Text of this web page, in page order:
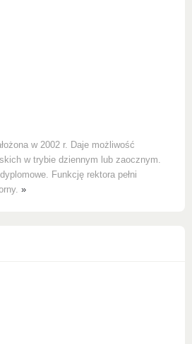
w 2002 r. Daje możliwość
w trybie dziennym lub zaocznym.
Funkcję rektora pełni
»